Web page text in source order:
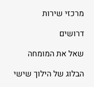
מרכזי שירות
דרושים
שאל את המומחה
הבלוג של הילוך שישי